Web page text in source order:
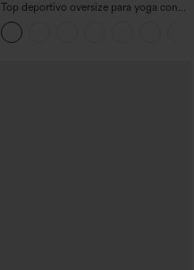
Top deportivo oversize para yoga con
escote en V y mangas cortas, con
tecnología InstantCool de secado
rápido.